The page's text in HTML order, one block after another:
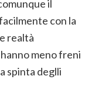
il
con la
realtà
meno freni
spinta deglli